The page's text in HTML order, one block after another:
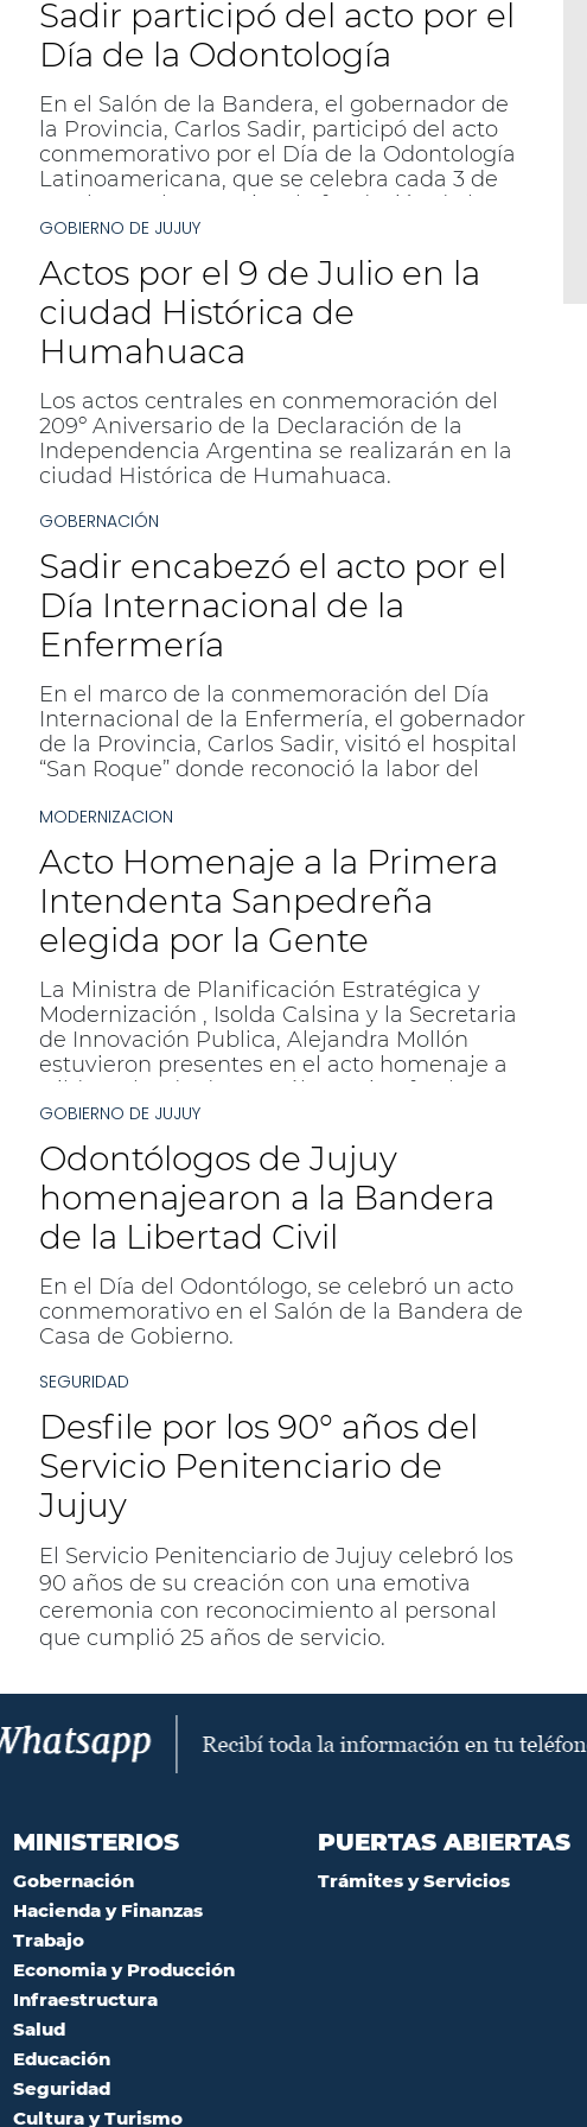
Sadir participó del acto por el
Día de la Odontología
En el Salón de la Bandera, el gobernador de
la Provincia, Carlos Sadir, participó del acto
conmemorativo por el Día de la Odontología
Latinoamericana, que se celebra cada 3 de
octubre en homenaje a la fundación de la
Federación Odontológica Latinoamericana
(FOLA), creada en 1917 en Santiago de Chile.
GOBIERNO DE JUJUY
Actos por el 9 de Julio en la
ciudad Histórica de
Humahuaca
Los actos centrales en conmemoración del
209º Aniversario de la Declaración de la
Independencia Argentina se realizarán en la
ciudad Histórica de Humahuaca.
GOBERNACIÓN
Sadir encabezó el acto por el
Día Internacional de la
Enfermería
En el marco de la conmemoración del Día
Internacional de la Enfermería, el gobernador
de la Provincia, Carlos Sadir, visitó el hospital
“San Roque” donde reconoció la labor del
compromiso y vocación de servicio.
MODERNIZACION
Acto Homenaje a la Primera
Intendenta Sanpedreña
elegida por la Gente
La Ministra de Planificación Estratégica y
Modernización , Isolda Calsina y la Secretaria
de Innovación Publica, Alejandra Mollón
estuvieron presentes en el acto homenaje a
Hilda Delgado de González, quien fue la
primera intendente electa
democráticamente y una figura
emblemática en la historia política de la
región.
GOBIERNO DE JUJUY
Odontólogos de Jujuy
homenajearon a la Bandera
de la Libertad Civil
En el Día del Odontólogo, se celebró un acto
conmemorativo en el Salón de la Bandera de
Casa de Gobierno.
SEGURIDAD
Desfile por los 90° años del
Servicio Penitenciario de
Jujuy
El Servicio Penitenciario de Jujuy celebró los
90 años de su creación con una emotiva
ceremonia con reconocimiento al personal
que cumplió 25 años de servicio.
MINISTERIOS
Gobernación
Hacienda y Finanzas
Trabajo
Economia y Producción
Infraestructura
Salud
Educación
Seguridad
Cultura y Turismo
PUERTAS ABIERTAS
Trámites y Servicios